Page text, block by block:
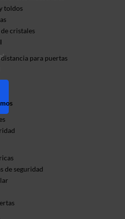
toldos
cristales
para puertas
de seguridad